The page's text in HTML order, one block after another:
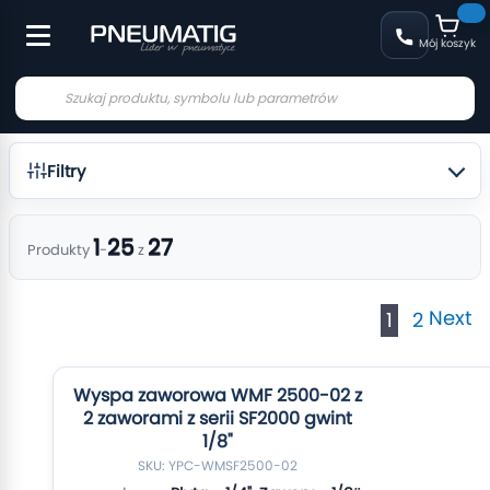
Mój koszyk
Filtry
Produkty1-25z 27
Strona
Aktualnie
1 Strona
2 Next
Wyspa zaworowa WMF 2500-02 z
2 zaworami z serii SF2000 gwint
1/8"
SKU: YPC-WMSF2500-02